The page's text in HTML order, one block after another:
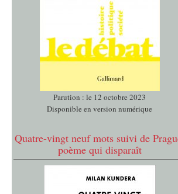
Parution : le 12 octobre 2023
Disponible en version numérique
Quatre-vingt neuf mots suivi de
poème qui disparaît